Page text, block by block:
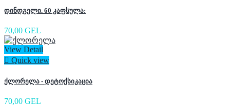
დინდგელი. 60 კაფსულა:
70,00 GEL
View Detail
 Quick view
ქლორელა - დეტოქსიკაცია
70,00 GEL